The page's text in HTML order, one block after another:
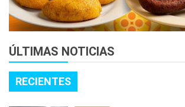
ÚLTIMAS NOTICIAS
RECIENTES